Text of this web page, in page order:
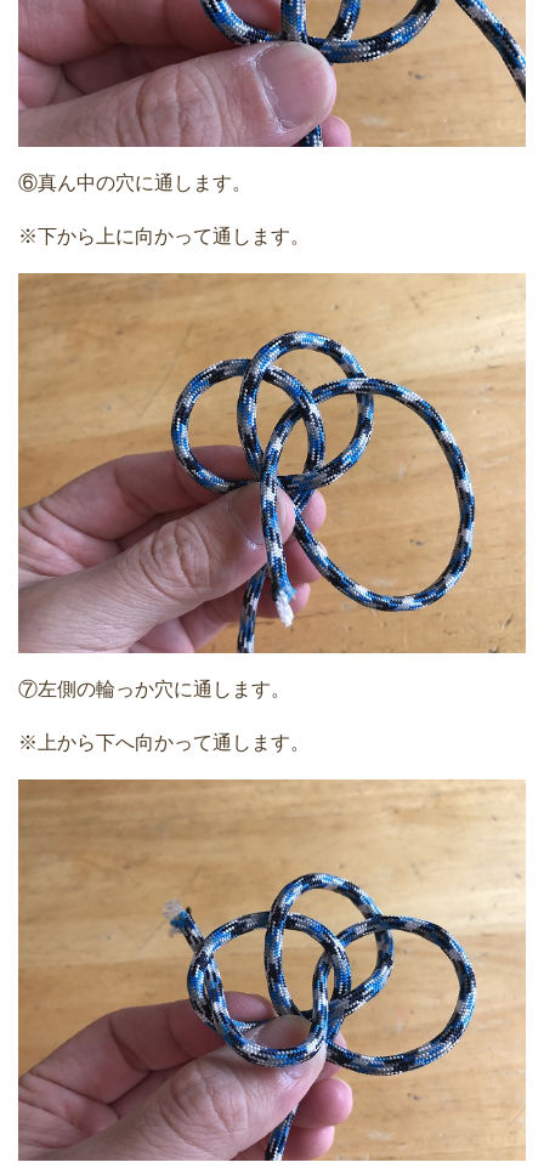
⑥真ん中の穴に通します。
※下から上に向かって通します。
⑦左側の輪っか穴に通します。
※上から下へ向かって通します。